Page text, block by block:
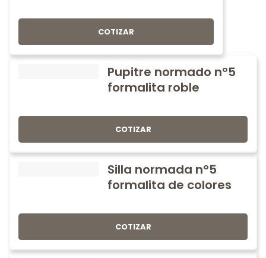
COTIZAR
Pupitre normado nº5
formalita roble
COTIZAR
Silla normada nº5
formalita de colores
COTIZAR